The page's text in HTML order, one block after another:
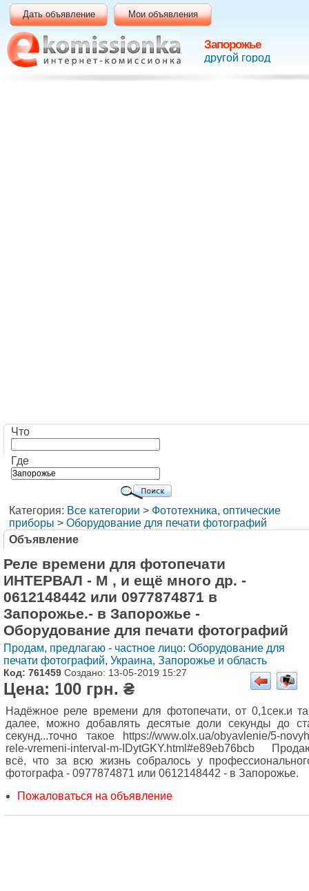
Запорожье
другой город
Дать объявление Мои объявления
Что
Где
Категория: Все категории > Фототехника, оптические
приборы > Оборудование для печати фотографий
Объявление
Реле времени для фотопечати
ИНТЕРВАЛ - М , и ещё много др. -
0612148442 или 0977874871 в
Запорожье.- в Запорожье -
Оборудование для печати фотографий
Продам, предлагаю - частное лицо: Оборудование для
печати фотографий, Украина, Запорожье и область
Код: 761459 Создано: 13-05-2019 15:27
Цена: 100 грн. ₴
Надёжное реле времени для фотопечати, от 0,1сек.и
далее, можно добавлять десятые доли секунды до
секунд...точно такое https://www.olx.ua/obyavlenie/5-
rele-vremeni-interval-m-IDytGKY.html#e89eb76bcb
всё, что за всю жизнь собралось у
фотографа - 0977874871 или 0612148442 - в Запорожье.
Пожаловаться на объявление